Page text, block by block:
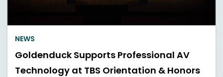
NEWS
Goldenduck Joins SPUCA AI
CREATIVEVERSE 360° to Explore the Future